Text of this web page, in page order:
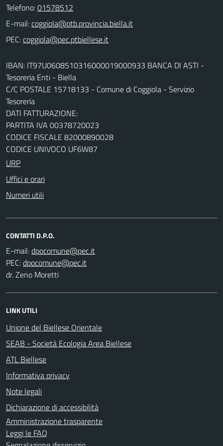
Telefono:01578512
E-mail:
PEC:
IBAN: IT97U0608510316000019000933 BANCA DI ASTI -
Tesoreria Enti - Biella
C/C POSTALE 15718133 - Comune di Coggiola - Servizio
Tesoreria
DATI FATTURAZIONE:
PARTITA IVA 00378720023
CODICE FISCALE 82000890028
CODICE UNIVOCO UF6W87
URP
Uffici e orari
Numeri utili
CONTATTI D.P.O.
E-mail:
PEC:
dr. Zeno Moretti
LINK UTILI
Unione del Biellese Orientale
SEAB - Società Ecologia Area Biellese
ATL Biellese
Informativa privacy
Note legali
Dichiarazione di accessibilità
Amministrazione trasparente
Leggi le FAQ